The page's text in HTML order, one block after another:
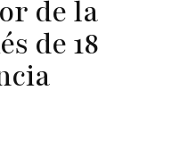
de la
de 18